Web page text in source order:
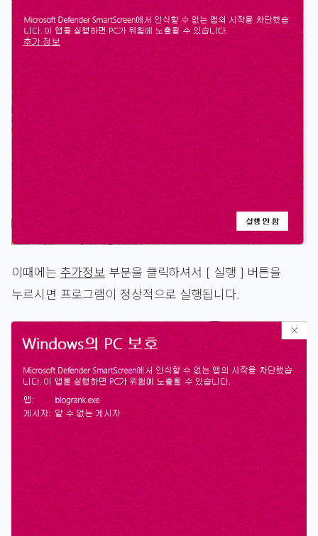
이때에는 추가정보 부분을 클릭하셔서 [ 실행 ] 버튼을
누르시면 프로그램이 정상적으로 실행됩니다.